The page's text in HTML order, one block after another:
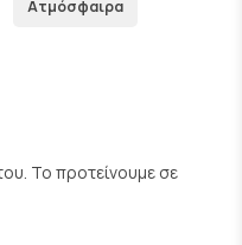
Ατμόσφαιρα
Το προτείνουμε σε